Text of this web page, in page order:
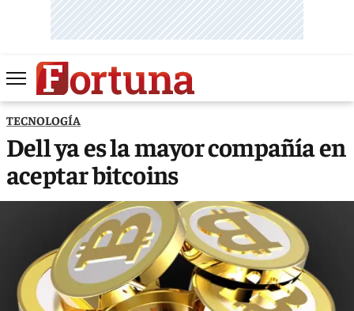
TECNOLOGÍA
Dell ya es la mayor compañía en
aceptar bitcoins